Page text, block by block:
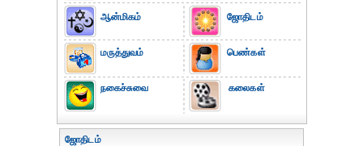
ஆன்மிகம்
மருத்துவம்
நகைச்சுவை
ஜோதிடம்
பெண்கள்
கலைகள்
ஜோதிடம்